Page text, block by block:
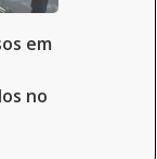
em
no